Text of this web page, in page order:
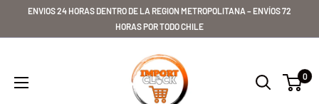
ENVIOS 24 HORAS DENTRO DE LA REGION METROPOLITANA – ENVÍOS 72
HORAS POR TODO CHILE
Importclick
0